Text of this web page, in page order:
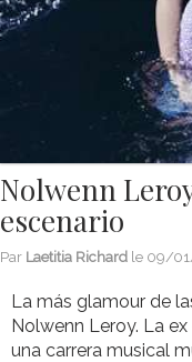
Nolwenn
escenario
Par Laetitia Richard le 09/
La más glamour de
Nolwenn Leroy. La
una carrera musical